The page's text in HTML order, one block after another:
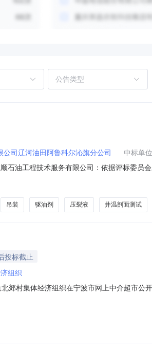
司辽河油田阿鲁科尔沁旗分公司 中标单位
油工程技术服务有限公司：依据评标委员
材料、压裂相关测试及压裂现场指挥等，
吊装 驱油剂 压裂液 井温剖面测试
投标截止
组织
郊村集体经济组织在宁波市网上中介超市公
量要求：无比选办法：直接选取法报价方